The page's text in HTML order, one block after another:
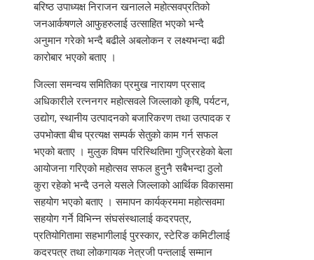
बरिष्ठ उपाध्यक्ष निराजन खनालले महोत्सवप्रतिको
जनआर्कषणले आफुहरुलाई उत्साहित भएको भन्दै
अनुमान गरेको भन्दै बढीले अबलोकन र लक्ष्यभन्दा बढी
कारोबार भएको बताए ।
जिल्ला समन्वय समितिका प्रमुख नारायण प्रसाद
अधिकारीले रत्ननगर महोत्सवले जिल्लाको कृषि, पर्यटन,
उद्योग, स्थानीय उत्पादनको बजारिकरण तथा उत्पादक र
उपभोक्ता बीच प्रत्यक्ष सम्पर्क सेतुको काम गर्न सफल
भएको बताए । मुलुक विषम परिस्थितिमा गुज्रिरहेको बेला
आयोजना गरिएको महोत्सव सफल हुनुनै सबैभन्दा ठुलो
कुरा रहेको भन्दै उनले यसले जिल्लाको आर्थिक विकासमा
सहयोग भएको बताए । समापन कार्यक्रममा महोत्सवमा
सहयोग गर्ने विभिन्न संघसंस्थालाई कदरपत्र,
प्रतियोगितामा सहभागीलाई पुरस्कार, स्टेरिङ कमिटीलाई
कदरपत्र तथा लोकगायक नेत्रजी पन्तलाई सम्मान